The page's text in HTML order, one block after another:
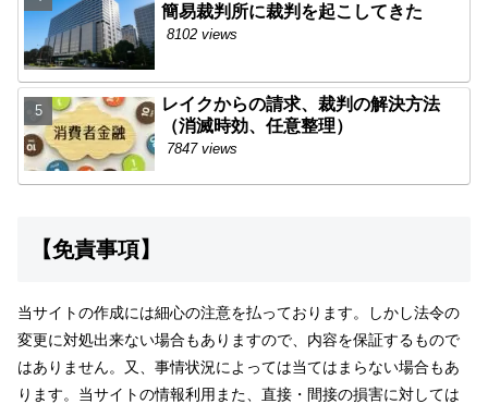
簡易裁判所に裁判を起こしてきた
8102 views
レイクからの請求、裁判の解決方法
（消滅時効、任意整理）
7847 views
【免責事項】
当サイトの作成には細心の注意を払っております。しかし法令の
変更に対処出来ない場合もありますので、内容を保証するもので
はありません。又、事情状況によっては当てはまらない場合もあ
ります。当サイトの情報利用また、直接・間接の損害に対しては